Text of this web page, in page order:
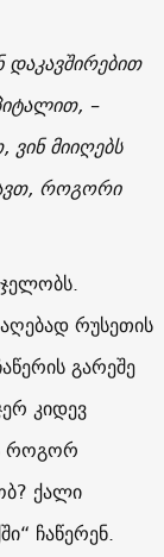
დაკავშირებით
–
მიიღებს
როგორი
რუსეთის
გარეშე
კიდევ
როგორ
ქალი
ჩაწერენ.